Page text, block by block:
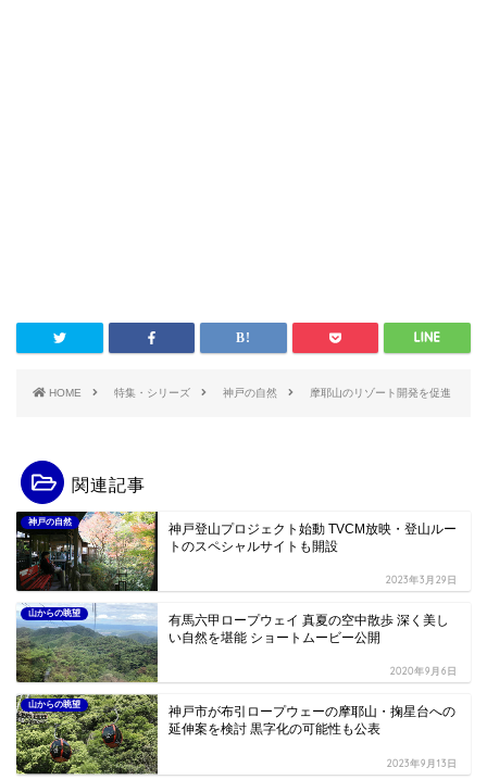
HOME 特集・シリーズ 神戸の自然 摩耶山のリゾート開発を促進
関連記事
神戸の自然
神戸登山プロジェクト始動 TVCM放映・登山ルー
トのスペシャルサイトも開設
2023年3月29日
山からの眺望
有馬六甲ロープウェイ 真夏の空中散歩 深く美し
い自然を堪能 ショートムービー公開
2020年9月6日
山からの眺望
神戸市が布引ロープウェーの摩耶山・掬星台への
延伸案を検討 黒字化の可能性も公表
2023年9月13日